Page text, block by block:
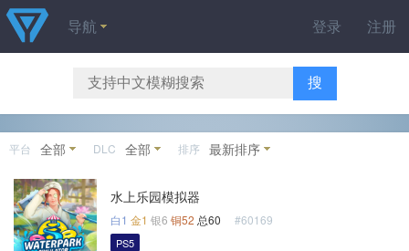
登录 注册
导航
搜
平台 全部 DLC 全部 排序 最新排序
水上乐园模拟器
白1 金1 银6 铜52 总60 #60169
PS5